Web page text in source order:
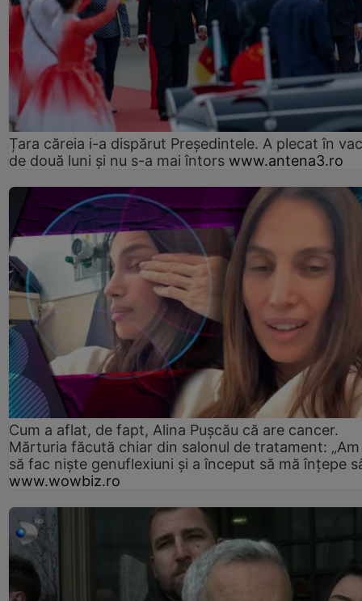
Țara căreia i-a dispărut Președintele. A plecat în
de două luni și nu s-a mai întors www.antena3.ro
Cum a aflat, de fapt, Alina Pușcău că are cancer.
Mărturia făcută chiar din salonul de tratament:
să fac niște genuflexiuni și a început să mă înțepe
www.wowbiz.ro